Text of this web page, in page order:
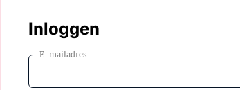
Inloggen
E-mailadres